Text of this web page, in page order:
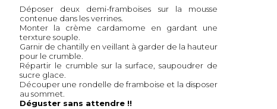
Déposer deux demi-framboises sur la mousse
contenue dans les verrines.
Monter la crème cardamome en gardant une
terxture souple.
Garnir de chantilly en veillant à garder de la hauteur
pour le crumble.
Répartir le crumble sur la surface, saupoudrer de
sucre glace.
Découper une rondelle de framboise et la disposer
au sommet.
Déguster sans attendre !!